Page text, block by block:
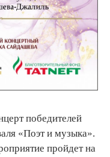
победителей
«Поэт и музыка».
пройдет на